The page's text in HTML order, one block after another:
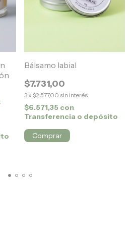
Bálsamo labial
$7.731,00
3 x $2.577,00 sin interés
$6.571,35 con
Transferencia o depósito
Comprar